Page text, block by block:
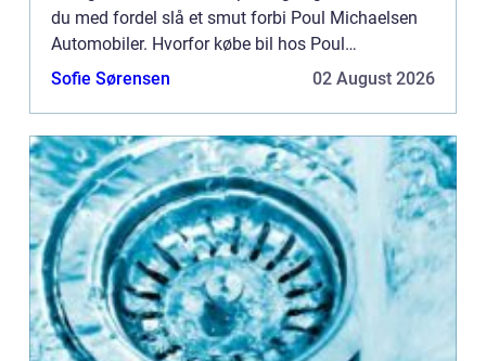
du med fordel slå et smut forbi Poul Michaelsen
Automobiler. Hvorfor købe bil hos Poul
Michaelse...
Sofie Sørensen 02 August 2026